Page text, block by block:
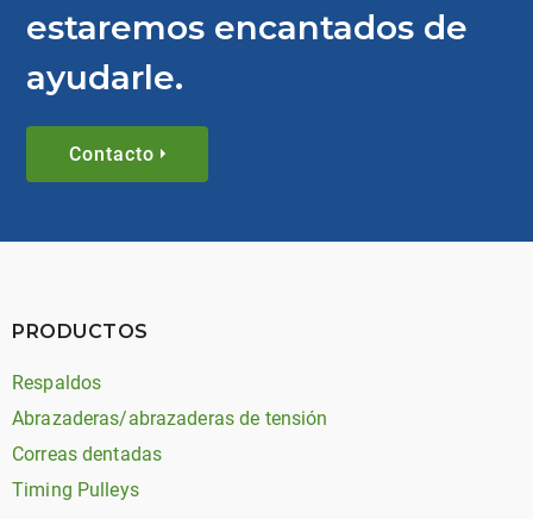
estaremos encantados de
ayudarle.
Contacto
PRODUCTOS
Respaldos
Abrazaderas/abrazaderas de tensión
Correas dentadas
Timing Pulleys